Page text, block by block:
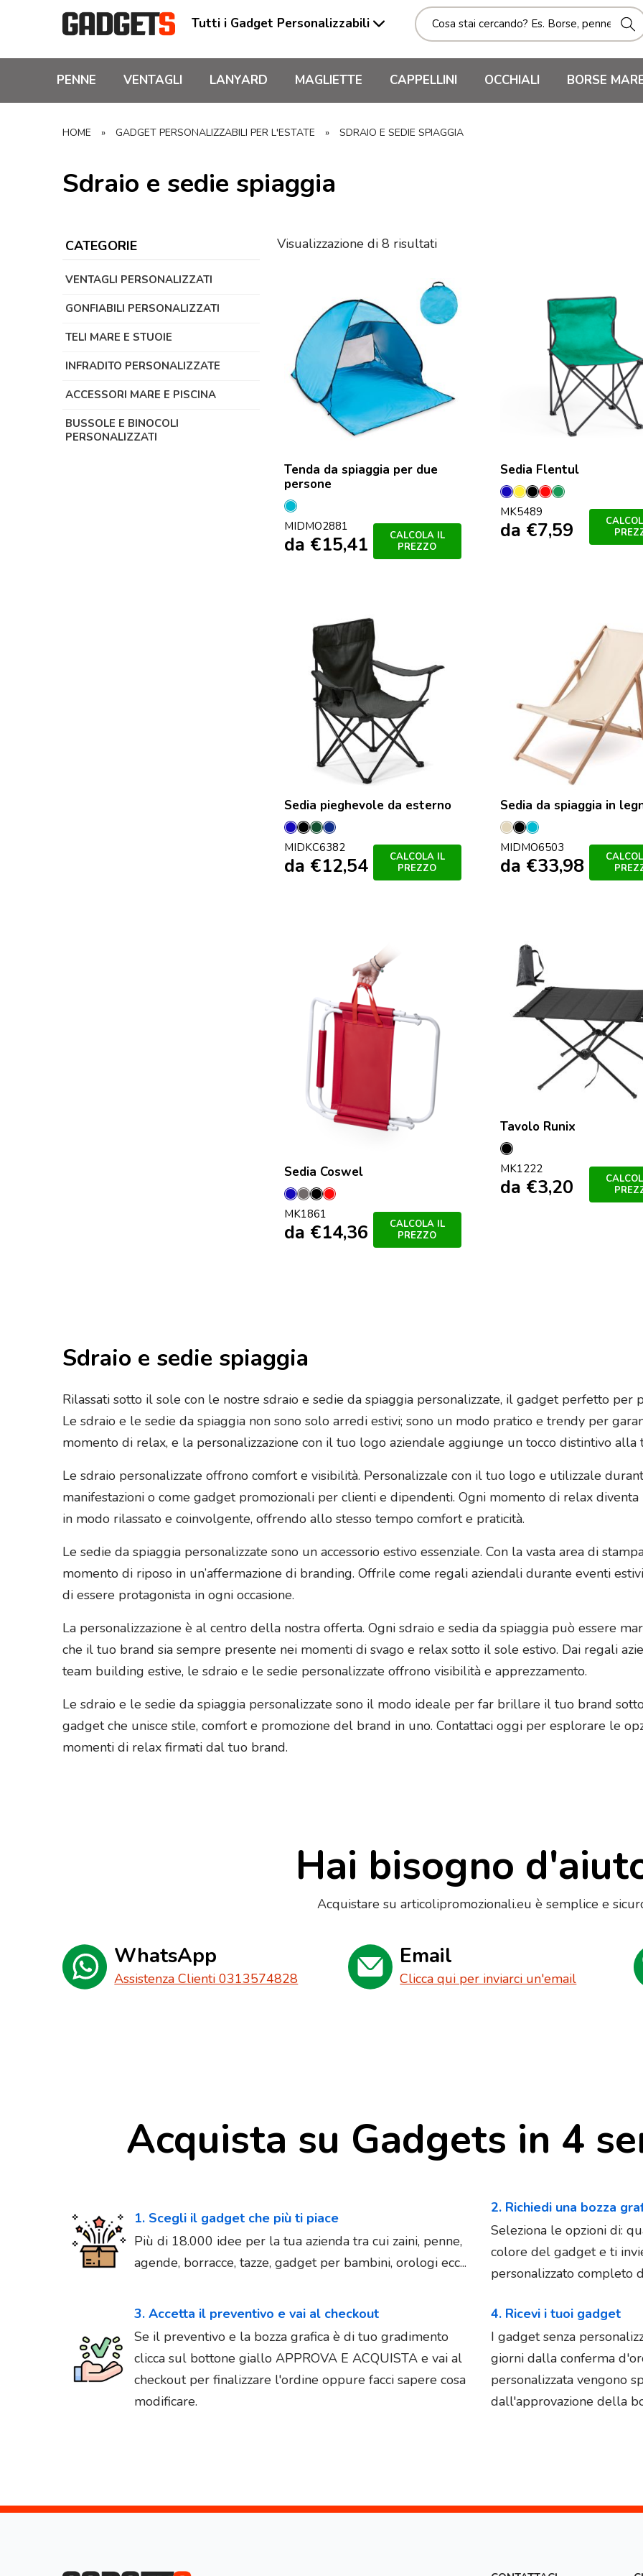
Tutti i Gadget Personalizzabili
PENNE VENTAGLI LANYARD MAGLIETTE CAPPELLINI OCCHIALI BORSE
HOME » GADGET PERSONALIZZABILI PER L'ESTATE » SDRAIO E SEDIE SPIAGGIA
Sdraio e sedie spiaggia
CATEGORIE
VENTAGLI PERSONALIZZATI
GONFIABILI PERSONALIZZATI
TELI MARE E STUOIE
INFRADITO PERSONALIZZATE
ACCESSORI MARE E PISCINA
BUSSOLE E BINOCOLI
PERSONALIZZATI
Visualizzazione di 8 risultati
Tenda da spiaggia per due
persone
Turchese
MIDMO2881
da €15,41
CALCOLA IL
PREZZO
Sedia Flentul
BluGiallo
Nero
RossoVerde
MK5489
da €7,59
Sedia pieghevole da esterno
BluNero
Verde
Scuro
Francese
Navy
MIDKC6382
da €12,54
CALCOLA IL
PREZZO
Sedia da spiaggia in
Beige
NeroTurchese
MIDMO6503
da €33,98
Sedia Coswel
BluGrey
NeroRosso
MK1861
da €14,36
CALCOLA IL
PREZZO
Tavolo Runix
Nero
MK1222
da €3,20
Sdraio e sedie spiaggia
Rilassati sotto il sole con le nostre sdraio e sedie da spiaggia personalizzate, il gadget perfetto
Le sdraio e le sedie da spiaggia non sono solo arredi estivi; sono un modo pratico e trendy per
momento di relax, e la personalizzazione con il tuo logo aziendale aggiunge un tocco distintivo alla
Le sdraio personalizzate offrono comfort e visibilità. Personalizzale con il tuo logo e utilizzale
manifestazioni o come gadget promozionali per clienti e dipendenti. Ogni momento di relax
in modo rilassato e coinvolgente, offrendo allo stesso tempo comfort e praticità.
Le sedie da spiaggia personalizzate sono un accessorio estivo essenziale. Con la vasta area di
momento di riposo in un’affermazione di branding. Offrile come regali aziendali durante eventi
di essere protagonista in ogni occasione.
La personalizzazione è al centro della nostra offerta. Ogni sdraio e sedia da spiaggia può essere
che il tuo brand sia sempre presente nei momenti di svago e relax sotto il sole estivo. Dai regali
team building estive, le sdraio e le sedie personalizzate offrono visibilità e apprezzamento.
Le sdraio e le sedie da spiaggia personalizzate sono il modo ideale per far brillare il tuo brand
gadget che unisce stile, comfort e promozione del brand in uno. Contattaci oggi per esplorare le
momenti di relax firmati dal tuo brand.
Hai bisogno
Acquistare su articolipromozionali.eu è semplice e
WhatsApp
Assistenza Clienti 0313574828
Email
Clicca qui per inviarci un'email
Acquista su Gadgets in 4
1. Scegli il gadget che più ti piace
Più di 18.000 idee per la tua azienda tra cui zaini, penne,
agende, borracce, tazze, gadget per bambini, orologi ecc...
2. Richiedi una bozza
Seleziona le opzioni di:
colore del gadget e ti
personalizzato completo
3. Accetta il preventivo e vai al checkout
Se il preventivo e la bozza grafica è di tuo gradimento
clicca sul bottone giallo APPROVA E ACQUISTA e vai al
checkout per finalizzare l'ordine oppure facci sapere cosa
modificare.
4. Ricevi i tuoi gadget
I gadget senza
giorni dalla conferma
personalizzata vengono
dall'approvazione della